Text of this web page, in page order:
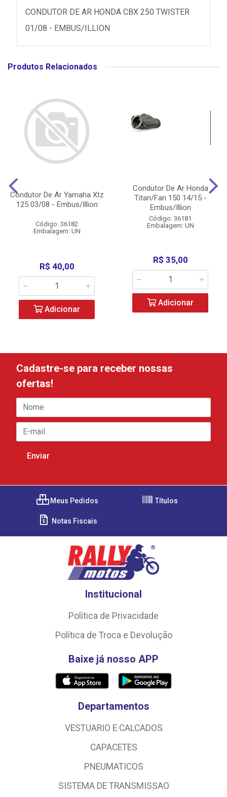
CONDUTOR DE AR HONDA CBX 250 TWISTER
01/08 - EMBUS/ILLION
Produtos Relacionados
Condutor De Ar Yamaha Xtz
125 03/08 - Embus/Illion
Código: 36182
Embalagem: UN
R$ 40,00
Adicionar
Condutor De Ar Honda
Titan/Fan 150 14/15 -
Embus/Illion
Código: 36181
Embalagem: UN
R$ 35,00
Adicionar
Cadastre-se para receber nossas
ofertas!
Meus Pedidos Títulos
Notas Fiscais
Institucional
Política de Privacidade
Política de Troca e Devolução
Baixe já nosso APP
Departamentos
VESTUARIO E CALCADOS
CAPACETES
PNEUMATICOS
SISTEMA DE TRANSMISSAO